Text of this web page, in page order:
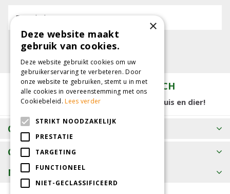
E-mailadres:
TUINCENTRUM KOLBACH
15.000 m2 winkelplezier voor tuin, huis en dier!
OPENINGSTIJDEN
CONTACT
MEER INFORMATIE
×
Deze website maakt
gebruik van cookies.
Deze website gebruikt cookies om uw
gebruikerservaring te verbeteren. Door
onze website te gebruiken, stemt u in met
alle cookies in overeenstemming met ons
Cookiebeleid.Lees verder
STRIKT NOODZAKELIJK
PRESTATIE
TARGETING
FUNCTIONEEL
NIET-GECLASSIFICEERD